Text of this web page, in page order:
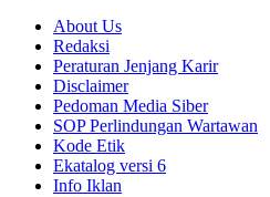
About Us
Redaksi
Peraturan Jenjang Karir
Disclaimer
Pedoman Media Siber
SOP Perlindungan Wartawan
Kode Etik
Ekatalog versi 6
Info Iklan